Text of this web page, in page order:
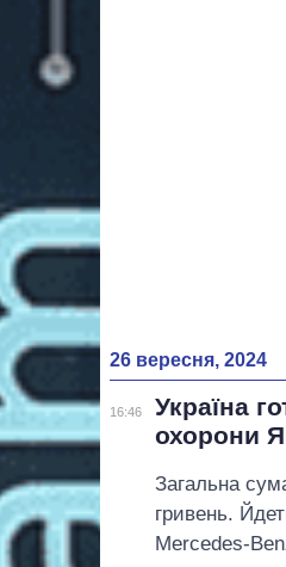
26 вересня, 2024
16:46
Україна
охорони
Загальна
гривень.
Mercedes-